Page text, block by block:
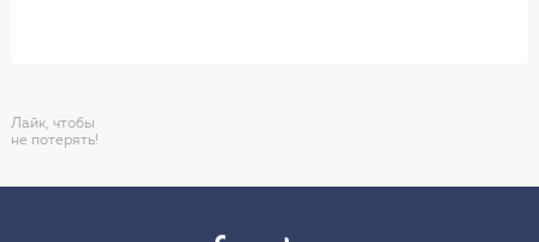
Лайк, чтобы
не потерять!